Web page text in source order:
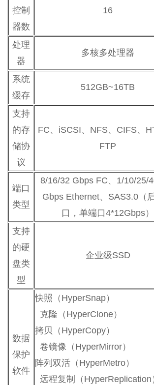
控制
器数
16
处理
器
多核多处理器
系统
缓存
512GB~16TB
支持
的存
储协
议
FC、iSCSI、NFS、CIFS、
FTP
端口
类型
8/16/32 Gbps FC、1/10/25/
Gbps Ethernet、SAS3.0（
口，单端口4*12Gbps）
支持
的硬
盘类
型
企业级SSD
数据
保护
软件
快照（
克隆（HyperClone）
拷贝（
卷镜像（HyperMirror）
阵列双活（
远程复制（HyperReplication